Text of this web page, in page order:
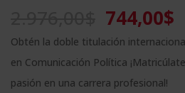
El
precio
original
era:
744,00$
Obtén la doble titulación
en Comunicación Política
pasión en una carrera profesional!